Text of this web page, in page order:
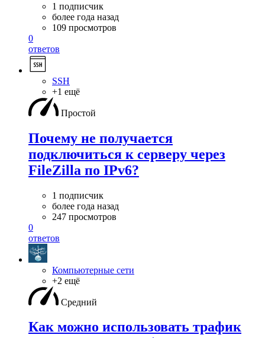
1 подписчик
более года назад
109 просмотров
0
ответов
SSH
+1 ещё
Простой
Почему не получается
подключиться к серверу через
FileZilla по IPv6?
1 подписчик
более года назад
247 просмотров
0
ответов
Компьютерные сети
+2 ещё
Средний
Как можно использовать трафик